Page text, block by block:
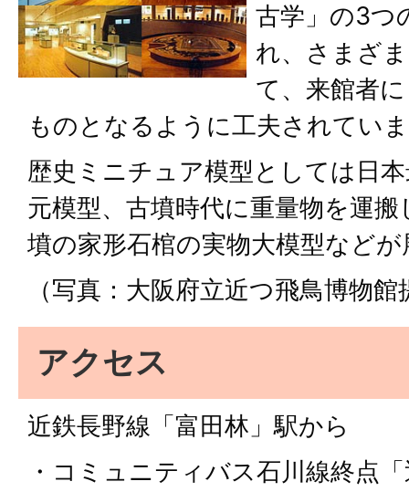
古学」の3つ
れ、さまざ
て、来館者
ものとなるように工夫されてい
歴史ミニチュア模型としては日
元模型、古墳時代に重量物を運
墳の家形石棺の実物大模型など
（写真：大阪府立近つ飛鳥博物館
アクセス
近鉄長野線「富田林」駅から
・コミュニティバス石川線終点